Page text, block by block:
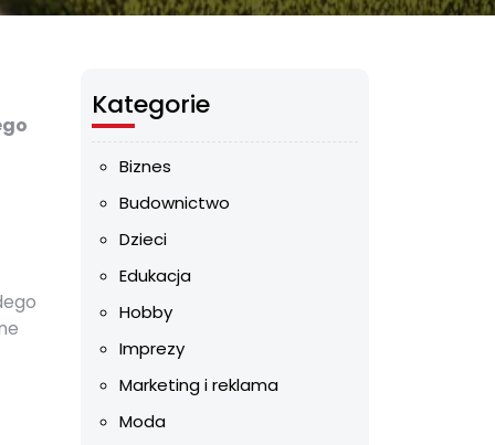
Kategorie
Biznes
Budownictwo
Dzieci
Edukacja
Hobby
Imprezy
Marketing i reklama
Moda